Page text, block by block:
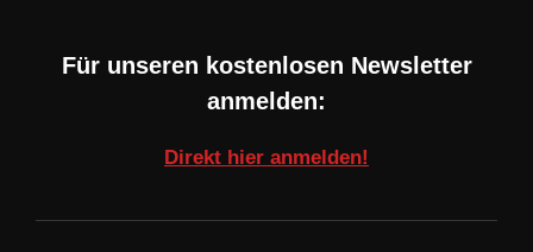
Für unseren kostenlosen Newsletter
anmelden:
Direkt hier anmelden!